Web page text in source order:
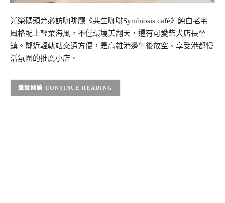
光榮碼頭旁必訪咖啡廳《共生咖啡Symbiosis café》純白老宅
風格配上輕柔海風，不僅環境美翻天，還有可愛柴犬店長坐
鎮。鄰近輕軌站交通方便，是高雄港邊午後放空、享受港都慢
活氛圍的推薦小店。
CONTINUE READING